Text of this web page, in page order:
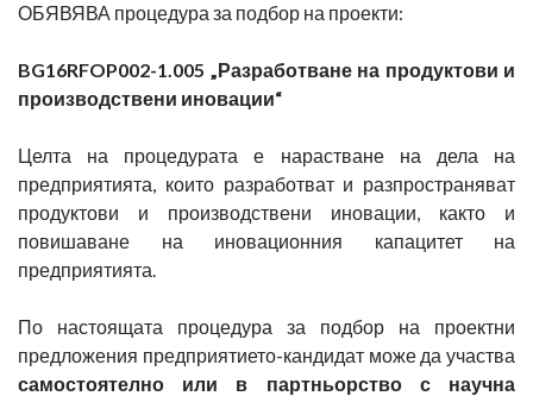
ОБЯВЯВА процедура за подбор на проекти:
BG16RFOP002-1.005 „Разработване на продуктови и
производствени иновации“
Целта на процедурата е нарастване на дела на
предприятията, които разработват и разпространяват
продуктови и производствени иновации, както и
повишаване на иновационния капацитет на
предприятията.
По настоящата процедура за подбор на проектни
предложения предприятието-кандидат може да участва
самостоятелно или в партньорство с научна